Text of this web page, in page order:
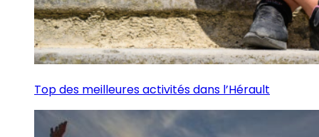
Top des meilleures activités dans l’Hérault